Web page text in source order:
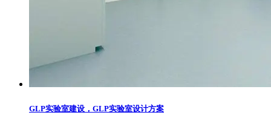
GLP实验室建设，GLP实验室设计方案